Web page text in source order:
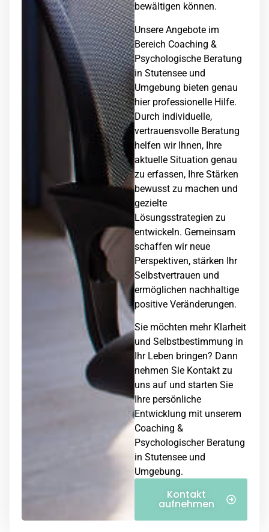
bewältigen können.
Unsere Angebote im
Bereich Coaching &
Psychologische Beratung
in Stutensee und
Umgebung bieten genau
hier professionelle Hilfe.
Durch individuelle,
vertrauensvolle Beratung
helfen wir Ihnen, Ihre
aktuelle Situation genau
zu erfassen, Ihre Stärken
bewusst zu machen und
gezielte
Lösungsstrategien zu
entwickeln. Gemeinsam
schaffen wir neue
Perspektiven, stärken Ihr
Selbstvertrauen und
ermöglichen nachhaltige
positive Veränderungen.
Sie möchten mehr Klarheit
und Selbstbestimmung in
Ihr Leben bringen? Dann
nehmen Sie Kontakt zu
uns auf und starten Sie
Ihre persönliche
Entwicklung mit unserem
Coaching &
Psychologischer Beratung
in Stutensee und
Umgebung.
Kontakt
aufnehmen